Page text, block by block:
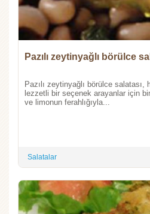
Pazılı zeytinyağlı börülce
Pazılı zeytinyağlı börülce
lezzetli bir seçenek arayanlar için
ve limonun ferahlığıyla...
Salatalar